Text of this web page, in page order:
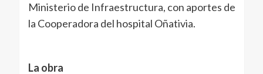
Ministerio de Infraestructura, con aportes de
la Cooperadora del hospital Oñativia.
La obra